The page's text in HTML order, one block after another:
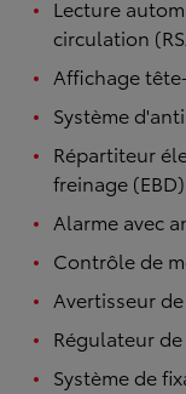
Lecture
circulation
Affichage
Système
Répartiteur
freinage (EBD)
Alarme avec
Contrôle de
Avertisseur
Régulateur
Système de